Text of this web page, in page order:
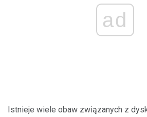
ad
Istnieje wiele obaw związanych z